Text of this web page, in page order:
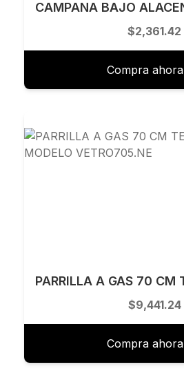
$2,361.42
Compra ahora
$9,441.24
Compra ahora